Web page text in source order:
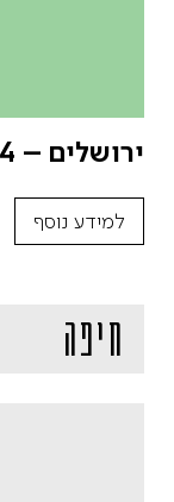
ירושלים – 4 קונצרטים
למידע נוסף
חיפה